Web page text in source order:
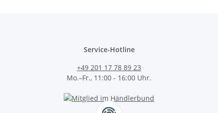
Service-Hotline
+49 201 17 78 89 23
Mo.–Fr., 11:00 - 16:00 Uhr.